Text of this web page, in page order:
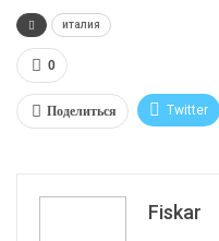
италия
0
Поделиться Twitter
Fiskar